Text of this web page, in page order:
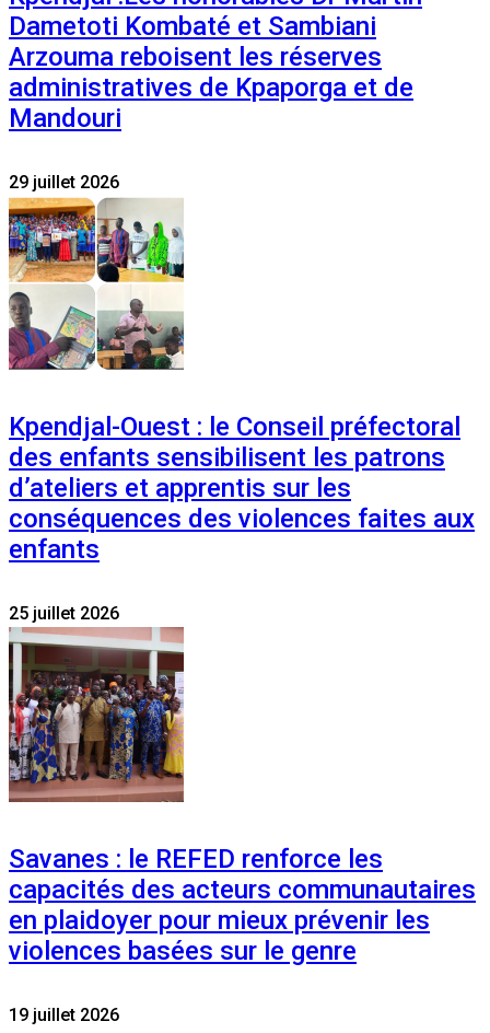
Dametoti Kombaté et Sambiani
Arzouma reboisent les réserves
administratives de Kpaporga et de
Mandouri
29 juillet 2026
Kpendjal-Ouest : le Conseil préfectoral
des enfants sensibilisent les patrons
d’ateliers et apprentis sur les
conséquences des violences faites aux
enfants
25 juillet 2026
Savanes : le REFED renforce les
capacités des acteurs communautaires
en plaidoyer pour mieux prévenir les
violences basées sur le genre
19 juillet 2026